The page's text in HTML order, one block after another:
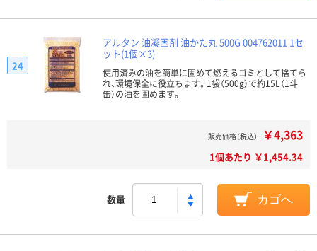
アルタン 油凝固剤 油かた丸 500G 004762011 1セ
ット(1個×3)
使用済みの油を簡単に固めて燃えるゴミとして捨てら
れ、環境保全に役立ちます。1袋（500g）で約15L（1斗
缶）の油を固めます。
24
販売価格（税込） ￥4,363
1個あたり ￥1,454.34
数量 カゴへ